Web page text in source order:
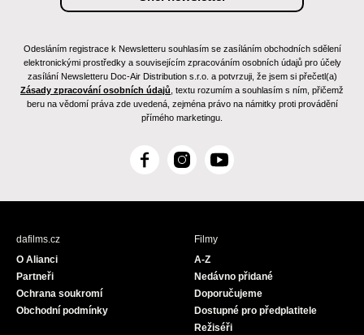
Odesláním registrace k Newsletteru souhlasím se zasíláním obchodních sdělení
elektronickými prostředky a souvisejícím zpracováním osobních údajů pro účely
zasílání Newsletteru Doc-Air Distribution s.r.o. a potvrzuji, že jsem si přečetl(a)
Zásady zpracování osobních údajů , textu rozumím a souhlasím s ním, přičemž
beru na vědomí práva zde uvedená, zejména právo na námitky proti provádění
přímého marketingu.
F
c
I
s
Y
u
dafilms.cz
O Alianci
Partneři
Ochrana soukromí
Obchodní podmínky
Filmy
A-Z
Nedávno přidané
Doporučujeme
Dostupné pro předplatitele
Režiséři